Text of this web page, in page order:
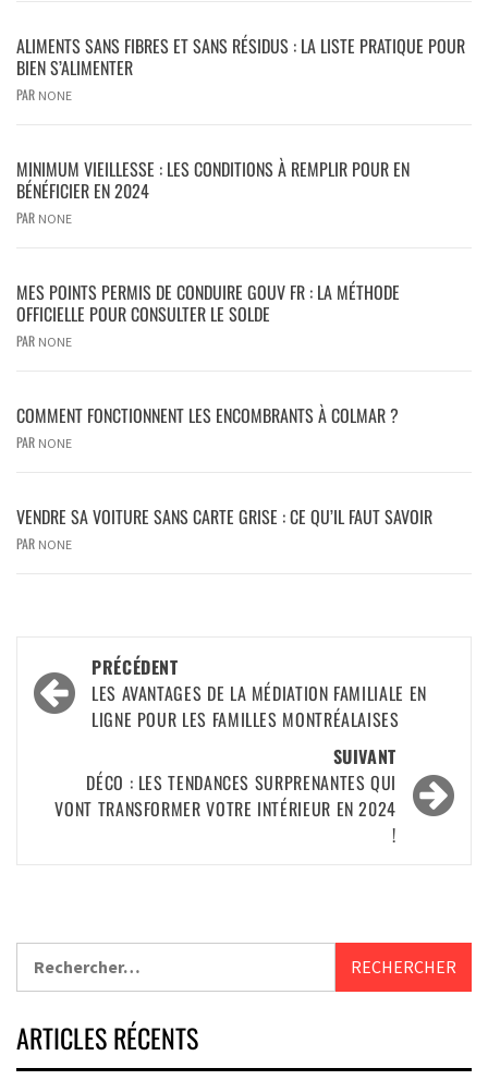
ALIMENTS SANS FIBRES ET SANS RÉSIDUS : LA LISTE PRATIQUE POUR
BIEN S’ALIMENTER
PAR NONE
MINIMUM VIEILLESSE : LES CONDITIONS À REMPLIR POUR EN
BÉNÉFICIER EN 2024
PAR NONE
MES POINTS PERMIS DE CONDUIRE GOUV FR : LA MÉTHODE
OFFICIELLE POUR CONSULTER LE SOLDE
PAR NONE
COMMENT FONCTIONNENT LES ENCOMBRANTS À COLMAR ?
PAR NONE
VENDRE SA VOITURE SANS CARTE GRISE : CE QU’IL FAUT SAVOIR
PAR NONE
PRÉCÉDENT
LES AVANTAGES DE LA MÉDIATION FAMILIALE EN
LIGNE POUR LES FAMILLES MONTRÉALAISES
SUIVANT
DÉCO : LES TENDANCES SURPRENANTES QUI
VONT TRANSFORMER VOTRE INTÉRIEUR EN 2024
!
ARTICLES RÉCENTS